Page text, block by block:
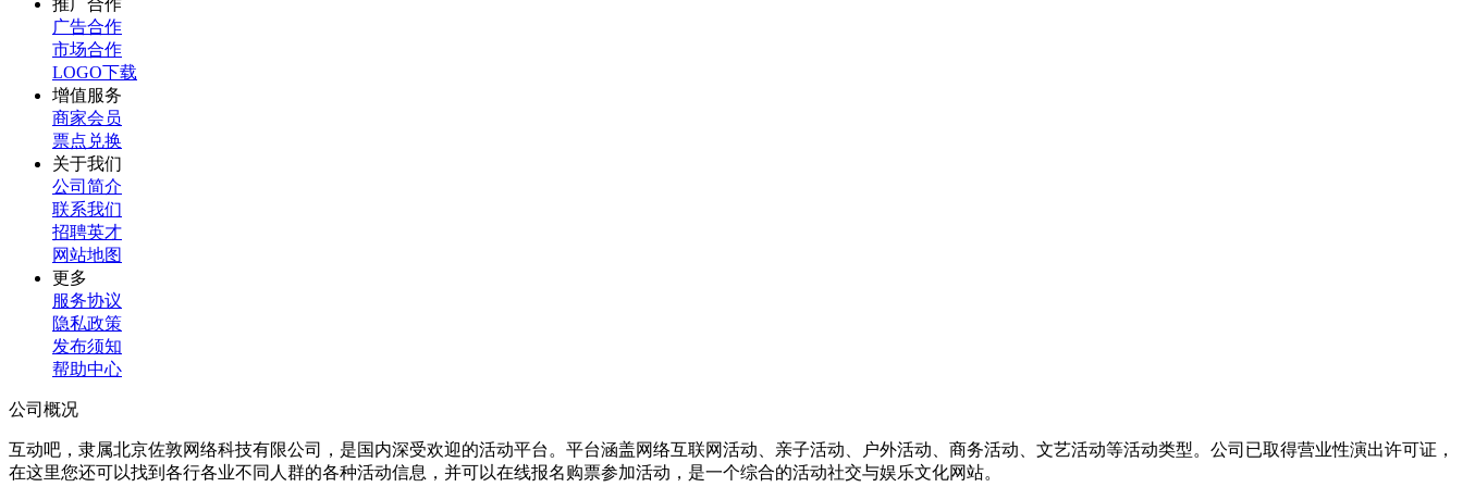
推广合作
广告合作
市场合作
LOGO下载
增值服务
商家会员
票点兑换
关于我们
公司简介
联系我们
招聘英才
网站地图
更多
服务协议
隐私政策
发布须知
帮助中心
公司概况
互动吧，隶属北京佐敦网络科技有限公司，是国内深受欢迎的活动平台。平台涵盖网络互联网活动、亲子活动、户外活动、商务活动、文艺活动等活动类型。公司已取得营业性演出许可证，
在这里您还可以找到各行各业不同人群的各种活动信息，并可以在线报名购票参加活动，是一个综合的活动社交与娱乐文化网站。